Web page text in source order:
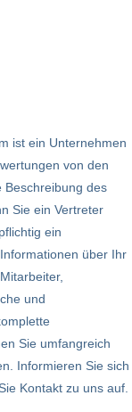
ist ein Unternehmen
von den
Beschreibung des
Sie ein Vertreter
ein
über Ihr
und
Sie umfangreich
Informieren Sie sich
Kontakt zu uns auf.